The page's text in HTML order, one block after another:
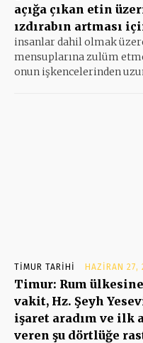
açığa çıkan etin
ızdırabın artması
insanlar dahil olmak
mensuplarına zulüm
onun işkencelerinden
TIMUR TARIHI HAZIRAN 27,
Timur: Rum
vakit, Hz. Şeyh
işaret aradım ve ilk
veren şu dörtlüğe